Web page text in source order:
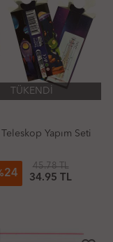
TÜKENDİ
Yapım Seti
24
45.78 TL
34.95 TL